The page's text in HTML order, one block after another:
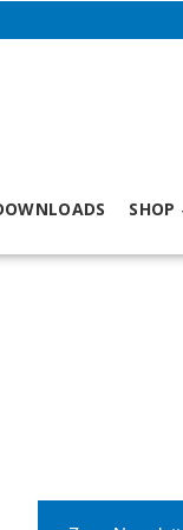
SHOP